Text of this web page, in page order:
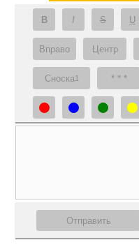
B I S U
Вправо Центр
Сноска1 * * *